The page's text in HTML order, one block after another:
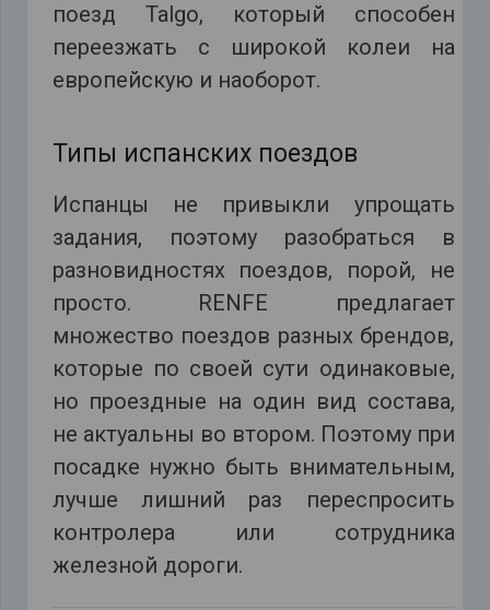
поезд Talgo, который способен
переезжать с широкой колеи на
европейскую и наоборот.
Типы испанских поездов
Испанцы не привыкли упрощать
задания, поэтому разобраться в
разновидностях поездов, порой, не
просто. RENFE предлагает
множество поездов разных брендов,
которые по своей сути одинаковые,
но проездные на один вид состава,
не актуальны во втором. Поэтому при
посадке нужно быть внимательным,
лучше лишний раз переспросить
контролера или сотрудника
железной дороги.